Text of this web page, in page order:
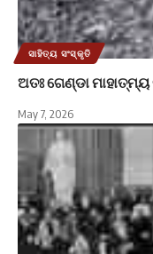
ସାହିତ୍ୟ ସଂସ୍କୃତି
ଅତଃ ଗେଣ୍ଡା ମାହାତ୍ମ୍ୟ
May 7, 2026